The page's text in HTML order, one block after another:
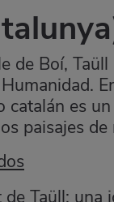
de Boí,
catalán es
paisajes de